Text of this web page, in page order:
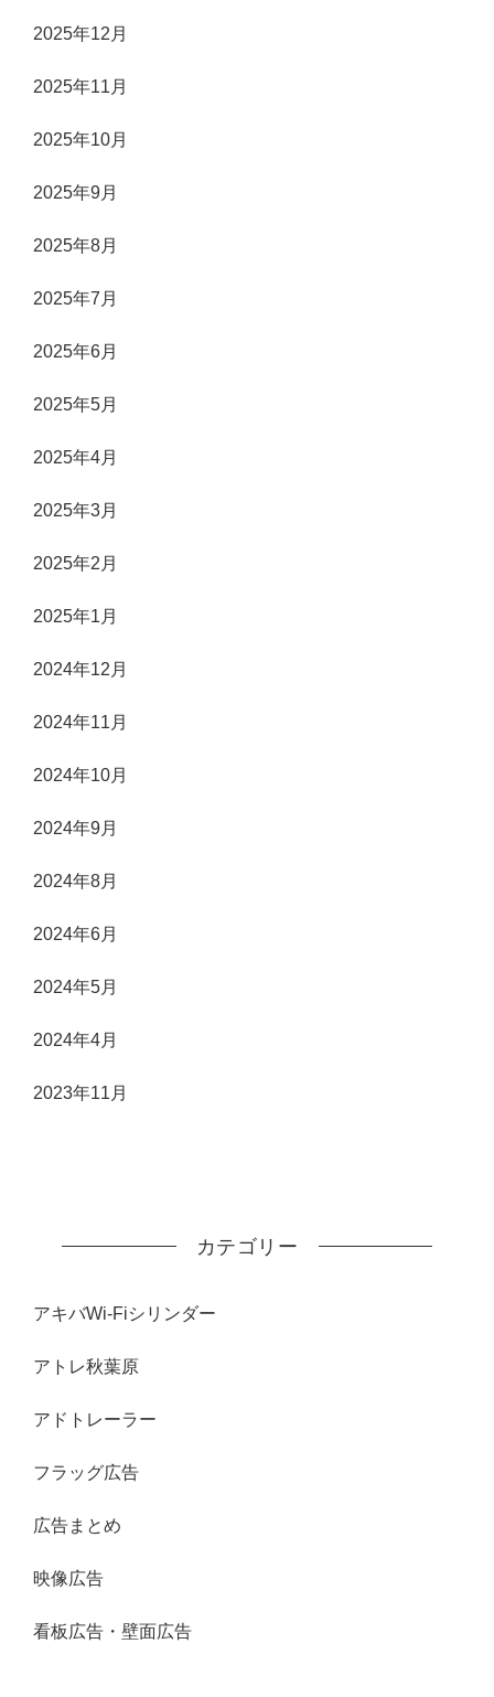
2025年12月
2025年11月
2025年10月
2025年9月
2025年8月
2025年7月
2025年6月
2025年5月
2025年4月
2025年3月
2025年2月
2025年1月
2024年12月
2024年11月
2024年10月
2024年9月
2024年8月
2024年6月
2024年5月
2024年4月
2023年11月
カテゴリー
アキバWi-Fiシリンダー
アトレ秋葉原
アドトレーラー
フラッグ広告
広告まとめ
映像広告
看板広告・壁面広告